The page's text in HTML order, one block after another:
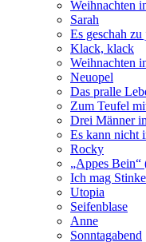
Weihnachten
Sarah
Es geschah
Klack, klack
Weihnachten
Neuopel
Das pralle
Zum Teufel
Drei Männer
Es kann nicht
Rocky
„Appes Bein“
Ich mag
Utopia
Seifenblase
Anne
Sonntagabend